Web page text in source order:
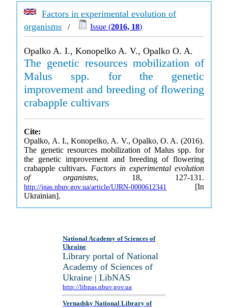
Factors in experimental evolution of
organisms / Issue (2016, 18)
Opalko A. I., Konopelko A. V., Opalko O. A.
The genetic resources mobilization of
Malus spp. for the genetic
improvement and breeding of flowering
crabapple cultivars
Cite:
Opalko, A. I., Konopelko, A. V., Opalko, O. A. (2016).
The genetic resources mobilization of Malus spp. for
the genetic improvement and breeding of flowering
crabapple cultivars. Factors in experimental evolution
of organisms, 18, 127-131.
http://jnas.nbuv.gov.ua/article/UJRN-0000612341
[In
Ukrainian].
National Academy of Sciences of
Ukraine
Library portal of National
Academy of Sciences of
Ukraine | LibNAS
http://libnas.nbuv.gov.ua
Vernadsky National Library of